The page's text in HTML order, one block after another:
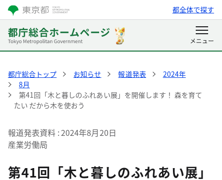
都全体で探す
都庁総合トップ お知らせ 報道発表
2024年
8月
第41回「木と暮しのふれあい展」を開催します！ 森を育て
たい だから木を使おう
報道発表資料 2024年8月20日
産業労働局
第41回「木と暮しのふれあい展」